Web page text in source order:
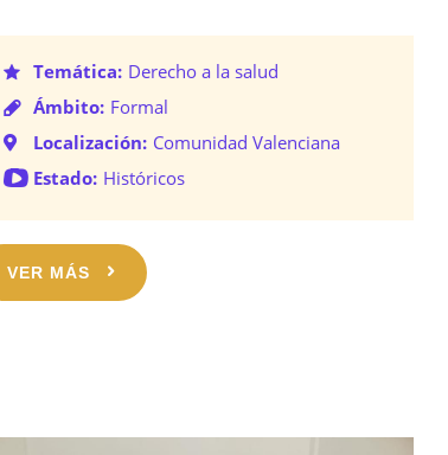
Temática: Derecho a la salud
Ámbito: Formal
Localización: Comunidad Valenciana
Estado: Históricos
VER MÁS